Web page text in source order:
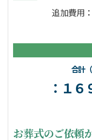
追加費用
合計
：１
お葬式のご依頼